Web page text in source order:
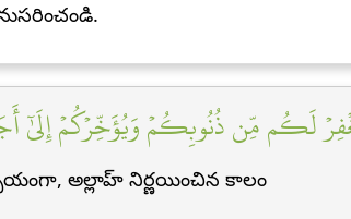
لَكُم مِّن ذُنُوبِكُمۡ وَيُؤَخِّرۡكُمۡ إِلَىٰٓ
అల్లాహ్ నిర్ణయించిన కాలం